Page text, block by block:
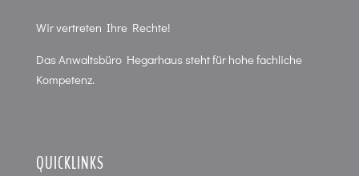
Wir vertreten Ihre Rechte!
Das Anwaltsbüro Hegarhaus steht für hohe fachliche
Kompetenz.
QUICKLINKS